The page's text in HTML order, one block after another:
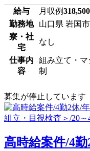
給与 月収例318,500
勤務地
山口県 岩国市
寮・社
宅
なし
仕事内
容
組み立て・
制
募集が停止しています
高時給案件/4